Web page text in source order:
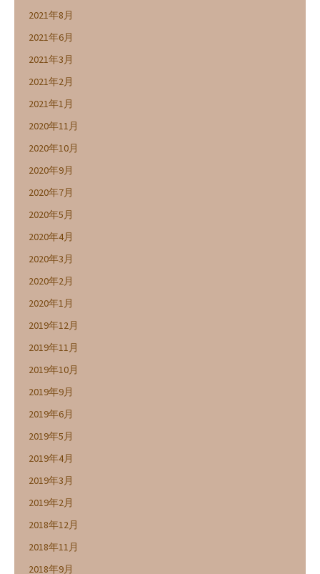
2021年8月
2021年6月
2021年3月
2021年2月
2021年1月
2020年11月
2020年10月
2020年9月
2020年7月
2020年5月
2020年4月
2020年3月
2020年2月
2020年1月
2019年12月
2019年11月
2019年10月
2019年9月
2019年6月
2019年5月
2019年4月
2019年3月
2019年2月
2018年12月
2018年11月
2018年9月